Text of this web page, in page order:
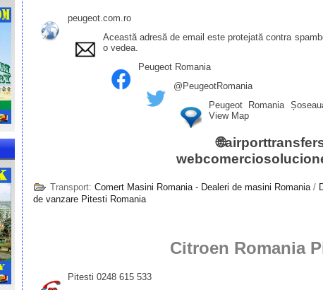
peugeot.com.ro
Această adresă de email este protejată contra
o vedea.
Peugeot Romania
@PeugeotRomania
Peugeot Romania
View Map
🌐
Transport: Comert Masini Romania - Dealeri de masini Romania /
de vanzare Pitesti Romania
Citroen Romania
Pitesti 0248 615 533